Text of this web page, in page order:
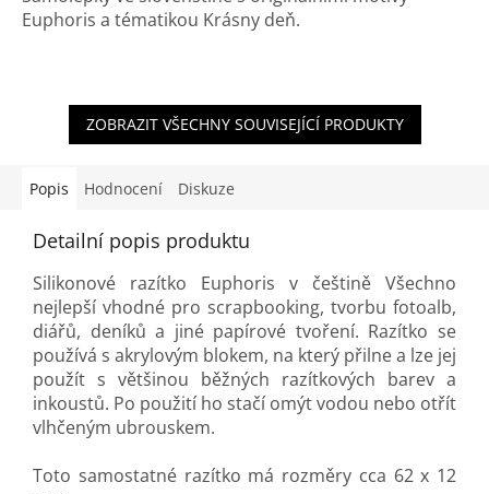
Euphoris a tématikou Krásny deň.
ZOBRAZIT VŠECHNY SOUVISEJÍCÍ PRODUKTY
Popis Hodnocení Diskuze
Detailní popis produktu
Silikonové razítko Euphoris v češtině Všechno
nejlepší vhodné pro scrapbooking, tvorbu fotoalb,
diářů, deníků a jiné papírové tvoření. Razítko se
používá s akrylovým blokem, na který přilne a lze jej
použít s většinou běžných razítkových barev a
inkoustů. Po použití ho stačí omýt vodou nebo otřít
vlhčeným ubrouskem.
Toto samostatné razítko má rozměry cca 62 x 12